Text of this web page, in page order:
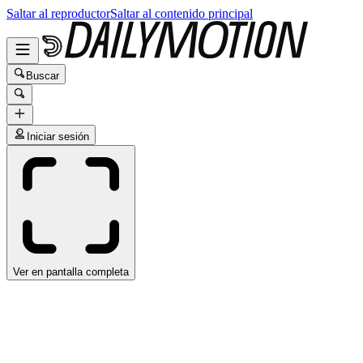
Saltar al reproductorSaltar al contenido principal
Buscar
Iniciar sesión
Ver en pantalla completa